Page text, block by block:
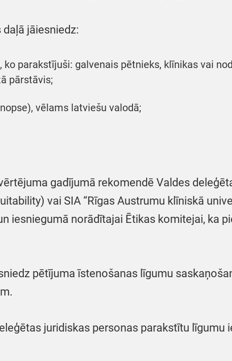
jāiesniedz:
, ko parakstījuši: galvenais pētnieks, klīnikas vai
pārstāvis;
vēlams latviešu valodā;
gadījumā rekomendē Valdes
vai SIA “Rīgas Austrumu klīniskā
iesniegumā norādītajai Ētikas komitejai, ka
pētījuma īstenošanas līgumu
juridiskas personas parakstītu līgumu